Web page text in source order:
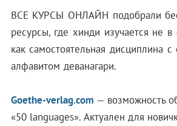
ВСЕ КУРСЫ ОНЛАЙН подобрали
ресурсы, где хинди изучается не в
как самостоятельная дисциплина
алфавитом деванагари.
Goethe-verlag.com — возможность
«50 languages». Актуален для